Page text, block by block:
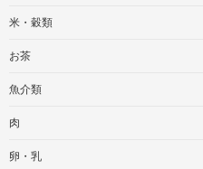
米・穀類
お茶
魚介類
肉
卵・乳